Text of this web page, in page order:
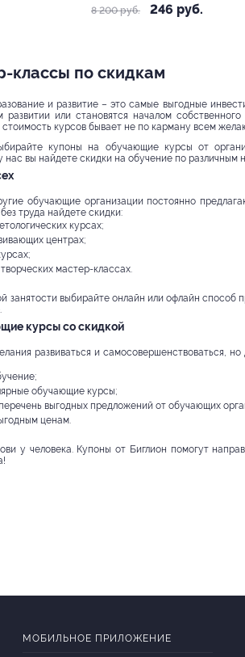
8 200 руб. 246 руб.
классы по скидкам
и развитие – это самые выгодные
развитии или становятся началом
курсов бывает не по карману всем
купоны на обучающие курсы от
вы найдете скидки на обучение по различным
обучающие организации постоянно
труда найдете скидки:
курсах;
центрах;
мастер-классах.
занятости выбирайте онлайн или офлайн
курсы со скидкой
развиваться и самосовершенствоваться,
обучающие курсы;
выгодных предложений от обучающих
ценам.
у человека. Купоны от Биглион помогут
МОБИЛЬНОЕ ПРИЛОЖЕНИЕ